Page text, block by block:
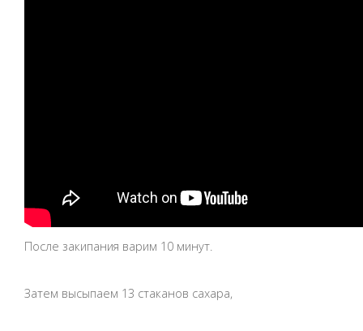
После закипания варим 10 минут.
Затем высыпаем 13 стаканов сахара,